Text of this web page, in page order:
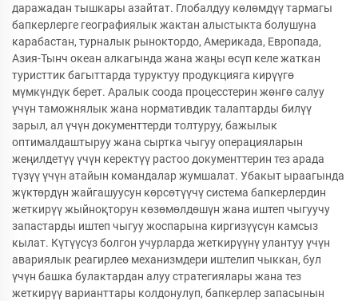
даражадан тышкары азайтат. Глобалдуу көлөмдүү тармагы
бапкерлерге географиялык жактан алыстыкта болушуна
карабастан, турналык рыноктордо, Америкада, Европада,
Азия-Тынч океан алкагында жана жаңы өсүп келе жаткан
туристтик багыттарда туруктуу продукцияга кирүүгө
мүмкүндүк берет. Аралык соода процесстерин жөнгө салуу
үчүн таможнялык жана нормативдик талаптарды билүү
зарыл, ал үчүн документтерди толтуруу, бажылык
оптималдаштыруу жана сыртка чыгуу операцияларын
жеңилдетүү үчүн керектүү растоо документтерин тез арада
түзүү үчүн атайын командалар жумшалат. Убакыт ыраагында
жүктөрдүн жайгашуусун көрсөтүүчү система бапкерлердин
жеткирүү жыйноқторун көзөмөлдөшүн жана иштеп чыгуучу
запастарды иштеп чыгуу жоспарына киргизүүсүн камсыз
кылат. Күтүүсүз болгон учурларда жеткирүүнү улантуу үчүн
авариялык реагирлеө механизмдери иштелип чыккан, бул
үчүн башка булактардан алуу стратегиялары жана тез
жеткирүү варианттары колдонулуп, бапкерлер запасынын